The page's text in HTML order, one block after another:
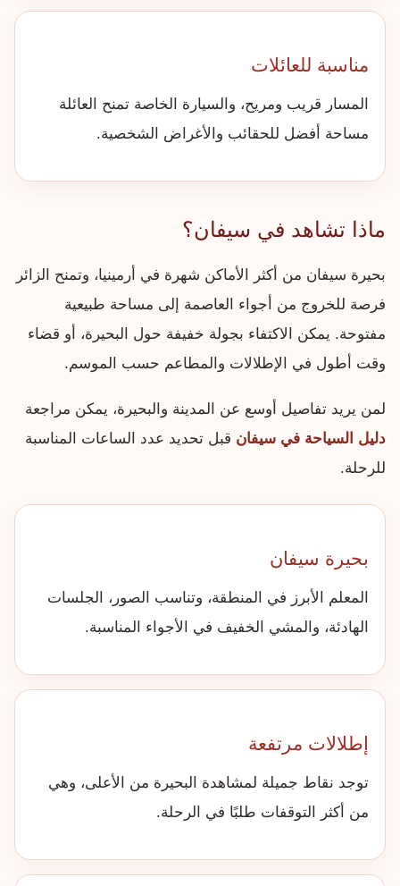
مناسبة للعائلات
المسار قريب ومريح، والسيارة الخاصة تمنح العائلة
مساحة أفضل للحقائب والأغراض الشخصية.
ماذا تشاهد في سيفان؟
بحيرة سيفان من أكثر الأماكن شهرة في أرمينيا، وتمنح الزائر
فرصة للخروج من أجواء العاصمة إلى مساحة طبيعية
مفتوحة. يمكن الاكتفاء بجولة خفيفة حول البحيرة، أو قضاء
وقت أطول في الإطلالات والمطاعم حسب الموسم.
لمن يريد تفاصيل أوسع عن المدينة والبحيرة، يمكن مراجعة
دليل السياحة في سيفان قبل تحديد عدد الساعات المناسبة
للرحلة.
بحيرة سيفان
المعلم الأبرز في المنطقة، وتناسب الصور، الجلسات
الهادئة، والمشي الخفيف في الأجواء المناسبة.
إطلالات مرتفعة
توجد نقاط جميلة لمشاهدة البحيرة من الأعلى، وهي
من أكثر التوقفات طلبًا في الرحلة.